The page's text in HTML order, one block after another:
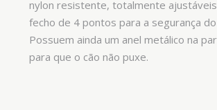
nylon resistente, totalmente
fecho de 4 pontos para a segurança
Possuem ainda um anel metálico na
para que o cão não puxe.